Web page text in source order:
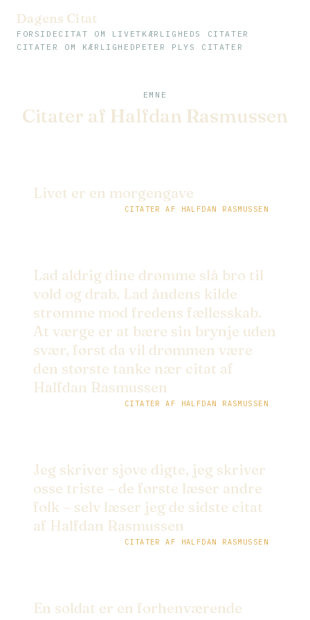
Dagens Citat
FORSIDE CITAT OM LIVET KÆRLIGHEDS CITATER
CITATER OM KÆRLIGHED PETER PLYS CITATER
EMNE
Citater af Halfdan Rasmussen
Livet er en morgengave
CITATER AF HALFDAN RASMUSSEN
Lad aldrig dine drømme slå bro til
vold og drab. Lad åndens kilde
strømme mod fredens fællesskab.
At værge er at bære sin brynje uden
svær, først da vil drømmen være
den største tanke nær citat af
Halfdan Rasmussen
CITATER AF HALFDAN RASMUSSEN
Jeg skriver sjove digte, jeg skriver
osse triste – de første læser andre
folk – selv læser jeg de sidste citat
af Halfdan Rasmussen
CITATER AF HALFDAN RASMUSSEN
En soldat er en forhenværende